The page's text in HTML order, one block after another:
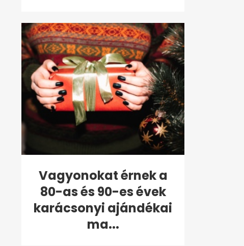
Vagyonokat érnek a
80-as és 90-es évek
karácsonyi ajándékai
ma...